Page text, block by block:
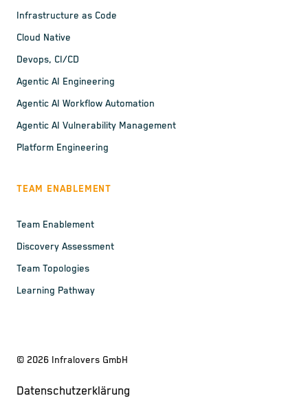
Infrastructure as Code
Cloud Native
Devops, CI/CD
Agentic AI Engineering
Agentic AI Workflow Automation
Agentic AI Vulnerability Management
Platform Engineering
TEAM ENABLEMENT
Team Enablement
Discovery Assessment
Team Topologies
Learning Pathway
© 2026 Infralovers GmbH
Datenschutzerklärung